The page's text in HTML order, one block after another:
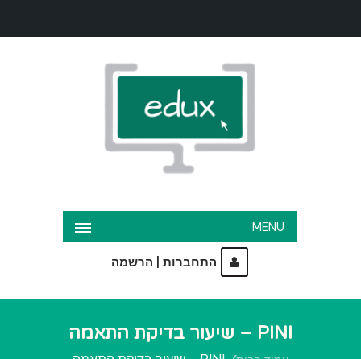
MENU
התחברות הרשמה
PINI – שיעור בדיקת התאמה